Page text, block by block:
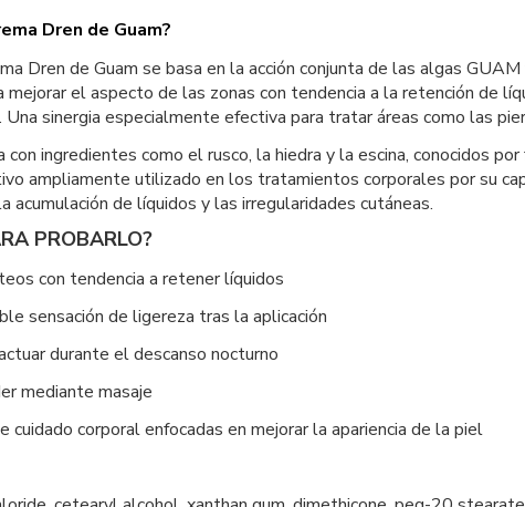
Dren de Guam?
Dren de Guam se basa en la acción conjunta de las algas
mejorar el aspecto de las zonas con tendencia a la retención de
Una sinergia especialmente efectiva para tratar áreas como las
ingredientes como el rusco, la hiedra y la escina, conocidos
ampliamente utilizado en los tratamientos corporales por su
acumulación de líquidos y las irregularidades cutáneas.
PROBARLO?
con tendencia a retener líquidos
sensación de ligereza tras la aplicación
durante el descanso nocturno
mediante masaje
cuidado corporal enfocadas en mejorar la apariencia de la piel